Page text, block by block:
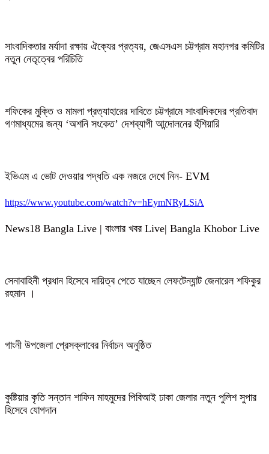
সাংবাদিকতার মর্যাদা রক্ষায় ঐক্যের প্রত্যয়, জেএসএস চট্টগ্রাম মহানগর কমিটির
নতুন নেতৃত্বের পরিচিতি
শফিকের মুক্তি ও মামলা প্রত্যাহারের দাবিতে চট্টগ্রামে সাংবাদিকদের প্রতিবাদ
গণমাধ্যমের জন্য ‘অশনি সংকেত’ দেশব্যাপী আন্দোলনের হুঁশিয়ারি
ইভিএম এ ভোট দেওয়ার পদ্ধতি এক নজরে দেখে নিন- EVM
https://www.youtube.com/watch?v=hEymNRyLSiA
News18 Bangla Live | বাংলার খবর Live| Bangla Khobor Live
সেনাবাহিনী প্রধান হিসেবে দায়িত্ব পেতে যাচ্ছেন লেফটেন্যান্ট জেনারেল শফিকুর
রহমান ।
গাংনী উপজেলা প্রেসক্লাবের নির্বাচন অনুষ্ঠিত
কুষ্টিয়ার কৃতি সন্তান শাফিন মাহমুদের পিবিআই ঢাকা জেলার নতুন পুলিশ সুপার
হিসেবে যোগদান